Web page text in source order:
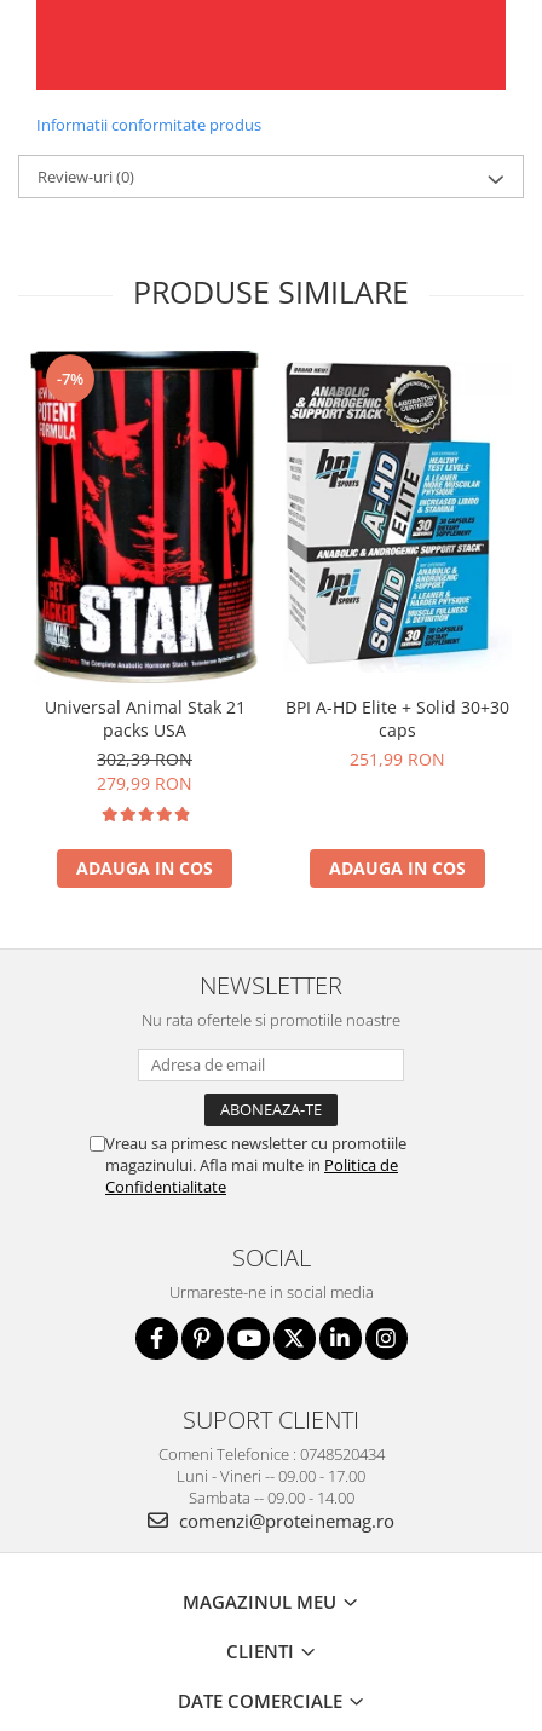
Informatii conformitate produs
Review-uri(0)
PRODUSE SIMILARE
-7%
Universal Animal Stak 21
packs USA
302,39 RON
279,99 RON
ADAUGA IN COS
BPI A-HD Elite + Solid 30+30
caps
251,99 RON
ADAUGA IN COS
NEWSLETTER
Nu rata ofertele si promotiile noastre
Vreau sa primesc newsletter cu promotiile
magazinului. Afla mai multe in Politica de
Confidentialitate
SOCIAL
Urmareste-ne in social media
SUPORT CLIENTI
Comeni Telefonice : 0748520434
Luni - Vineri -- 09.00 - 17.00
Sambata -- 09.00 - 14.00
comenzi@proteinemag.ro
MAGAZINUL MEU
CLIENTI
DATE COMERCIALE